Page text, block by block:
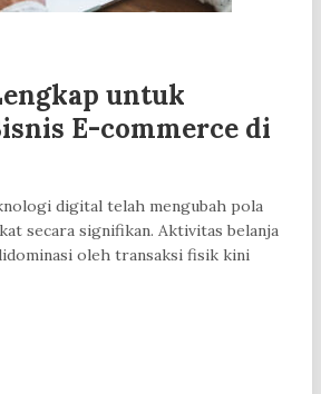
untuk
E-commerce di
digital telah mengubah pola
secara signifikan. Aktivitas belanja
oleh transaksi fisik kini